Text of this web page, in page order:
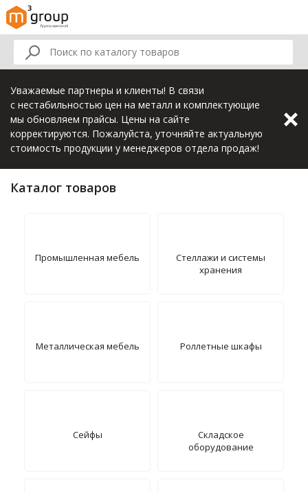
Уважаемые партнеры и клиенты! В связи
с нестабильностью цен на металл и комплектующие
мы обновляем прайсы. Цены на сайте
корректируются. Пожалуйста, уточняйте актуальную
стоимость продукции у менеджеров отдела продаж!
Каталог товаров
Промышленная мебель
Стеллажи и системы
хранения
Металлическая мебель Роллетные шкафы
Сейфы
Складское
оборудование